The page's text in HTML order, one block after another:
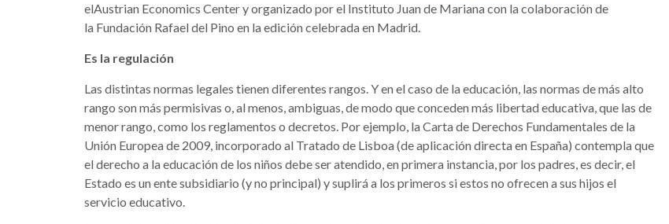
elAustrian Economics Center y organizado por el Instituto Juan de Mariana con la colaboración de
la Fundación Rafael del Pino en la edición celebrada en Madrid.
Es la regulación
Las distintas normas legales tienen diferentes rangos. Y en el caso de la educación, las normas de más alto
rango son más permisivas o, al menos, ambiguas, de modo que conceden más libertad educativa, que las de
menor rango, como los reglamentos o decretos. Por ejemplo, la Carta de Derechos Fundamentales de la
Unión Europea de 2009, incorporado al Tratado de Lisboa (de aplicación directa en España) contempla que
el derecho a la educación de los niños debe ser atendido, en primera instancia, por los padres, es decir, el
Estado es un ente subsidiario (y no principal) y suplirá a los primeros si estos no ofrecen a sus hijos el
servicio educativo.